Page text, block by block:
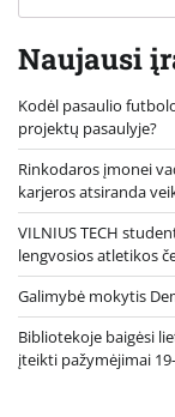
Naujausi
Kodėl pasaulio
projektų pasaulyje?
Rinkodaros įmonei
karjeros atsiranda
VILNIUS TECH
lengvosios atletikos
Galimybė mokytis
Bibliotekoje baigėsi
įteikti pažymėjimai